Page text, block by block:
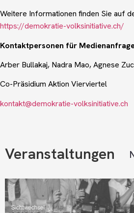
Weitere Informationen finden Sie auf
https://demokratie-volksinitiative.ch/
Kontaktpersonen für
Arber Bullakaj, Nadra Mao, Agnese
Co-Präsidium Aktion Vierviertel
kontakt@demokratie-volksinitiative.ch
Veranstaltungen